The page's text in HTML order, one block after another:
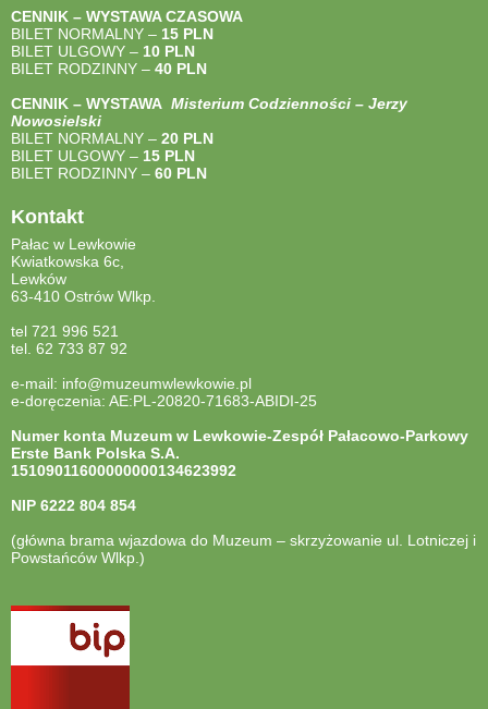
CENNIK – WYSTAWA CZASOWA
BILET NORMALNY – 15 PLN
BILET ULGOWY – 10 PLN
BILET RODZINNY – 40 PLN
CENNIK – WYSTAWA Misterium Codzienności – Jerzy
Nowosielski
BILET NORMALNY – 20 PLN
BILET ULGOWY – 15 PLN
BILET RODZINNY – 60 PLN
Kontakt
Pałac w Lewkowie
Kwiatkowska 6c,
Lewków
63-410 Ostrów Wlkp.
tel 721 996 521
tel. 62 733 87 92
e-mail: info@muzeumwlewkowie.pl
e-doręczenia: AE:PL-20820-71683-ABIDI-25
Numer konta Muzeum w Lewkowie-Zespół Pałacowo-Parkowy
Erste Bank Polska S.A.
15109011600000000134623992
NIP 6222 804 854
(główna brama wjazdowa do Muzeum – skrzyżowanie ul. Lotniczej i
Powstańców Wlkp.)
otwiera
nowej